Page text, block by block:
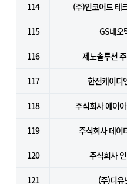
114 (주)인코어드 테
115 GS네오
116 제노솔루션
117 한전케이디
118 주식회사 에이
119 주식회사 데이
120 주식회사
121 (주)디유